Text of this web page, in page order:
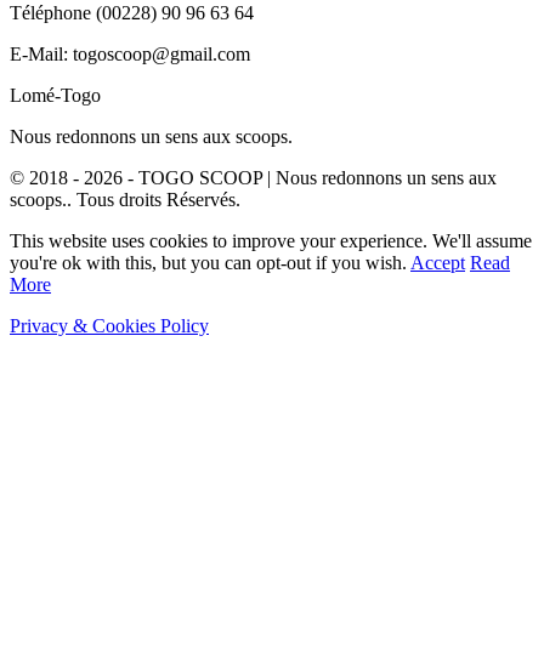
Téléphone (00228) 90 96 63 64
E-Mail: togoscoop@gmail.com
Lomé-Togo
Nous redonnons un sens aux scoops.
© 2018 - 2026 - TOGO SCOOP | Nous redonnons un sens aux
scoops.. Tous droits Réservés.
This website uses cookies to improve your experience. We'll assume
you're ok with this, but you can opt-out if you wish. Accept Read
More
Privacy & Cookies Policy